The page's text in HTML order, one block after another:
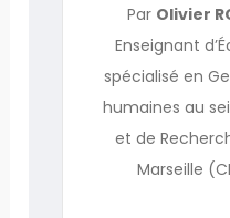
Par Olivier
Enseignant
spécialisé en
humaines au
et de
Marseille